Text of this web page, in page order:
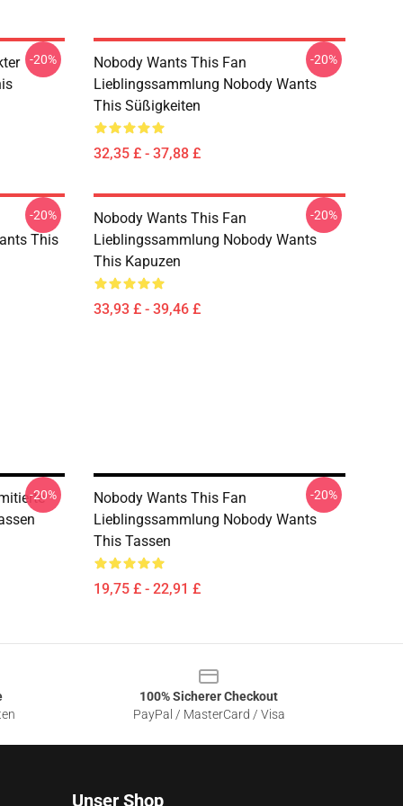
-20%
Nobody Wants This Fan
Lieblingssammlung Nobody Wants
This Süßigkeiten
32,35 £ - 37,88 £
-20%
This
-20%
Nobody Wants This Fan
Lieblingssammlung Nobody Wants
This Kapuzen
33,93 £ - 39,46 £
-20%
-20%
Nobody Wants This Fan
Lieblingssammlung Nobody Wants
This Tassen
19,75 £ - 22,91 £
-20%
100% Sicherer Checkout
PayPal / MasterCard / Visa
Unser Shop